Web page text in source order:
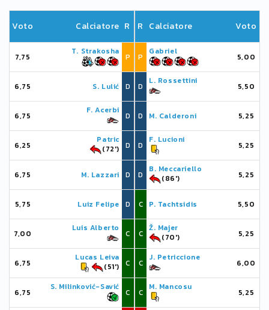
Voto Calciatore R
7,75
T. Strakosha
P
6,75 S. Lulić D
6,75
F. Acerbi
D
6,25
Patric
(72')
D
6,75 M. Lazzari D
5,75 Luiz Felipe D
7,00
Luis Alberto
C
6,75
Lucas Leiva
(51')
C
6,75
S. Milinković-Savić
C
R Calciatore Voto
P
Gabriel
5,00
D
L. Rossettini
5,50
D M. Calderoni 5,25
D
F. Lucioni
5,25
D
B. Meccariello
(86')
5,25
C P. Tachtsidis 5,50
C
Ž. Majer
(70')
5,25
C
J. Petriccione
6,00
C
M. Mancosu
5,25